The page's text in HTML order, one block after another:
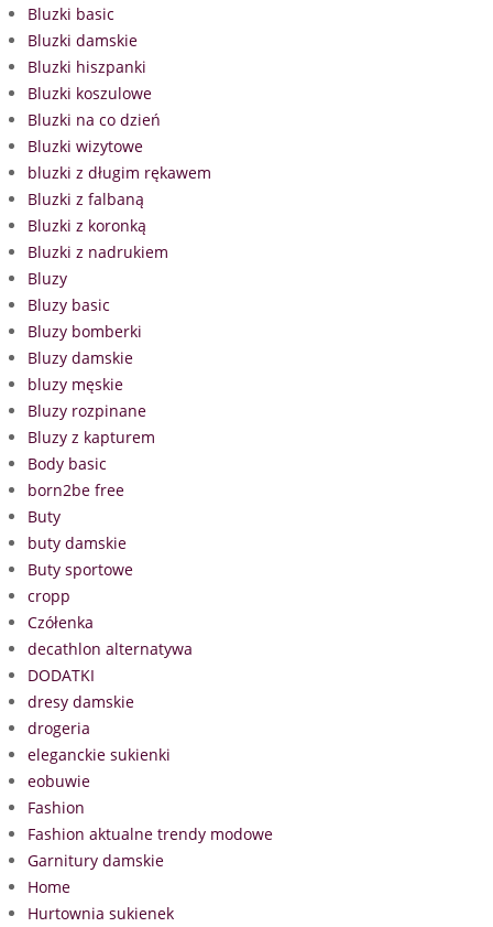
Bluzki basic
Bluzki damskie
Bluzki hiszpanki
Bluzki koszulowe
Bluzki na co dzień
Bluzki wizytowe
bluzki z długim rękawem
Bluzki z falbaną
Bluzki z koronką
Bluzki z nadrukiem
Bluzy
Bluzy basic
Bluzy bomberki
Bluzy damskie
bluzy męskie
Bluzy rozpinane
Bluzy z kapturem
Body basic
born2be free
Buty
buty damskie
Buty sportowe
cropp
Czółenka
decathlon alternatywa
DODATKI
dresy damskie
drogeria
eleganckie sukienki
eobuwie
Fashion
Fashion aktualne trendy modowe
Garnitury damskie
Home
Hurtownia sukienek